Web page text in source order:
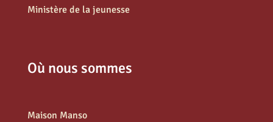
Ministère de la jeunesse
Où nous sommes
Maison Manso